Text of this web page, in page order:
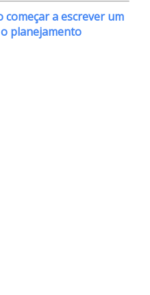
começar a escrever um
planejamento